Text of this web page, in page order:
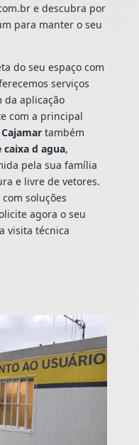
e descubra por
para manter o seu
do seu espaço com
serviços
da aplicação
com a principal
também
caixa d agua,
pela sua família
e livre de vetores.
soluções
agora o seu
visita técnica